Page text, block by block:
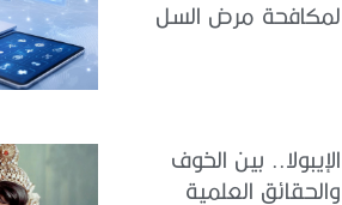
لمكافحة مرض السل
الإيبولا.. بين الخوف
والحقائق العلمية